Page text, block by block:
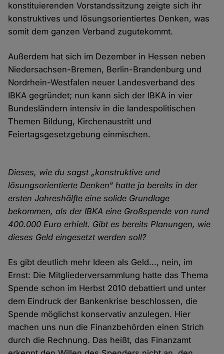
konstituierenden Vorstandssitzung zeigte sich ihr
konstruktives und lösungsorientiertes Denken, was
somit dem ganzen Verband zugutekommt.
Außerdem hat sich im Dezember in Hessen neben
Niedersachsen-Bremen, Berlin-Brandenburg und
Nordrhein-Westfalen neuer Landesverband des
IBKA gegründet; nun kann sich der IBKA in vier
Bundesländern intensiv in die landespolitischen
Themen Bildung, Kirchenaustritt und
Feiertagsgesetzgebung einmischen.
Dieses, wie du sagst „konstruktive und
lösungsorientierte Denken“ hatte ja bereits in der
ersten Jahreshälfte eine solide Grundlage
bekommen, als der IBKA eine Großspende von rund
400.000 Euro erhielt. Gibt es bereits Planungen, wie
dieses Geld eingesetzt werden soll?
Es gibt deutlich mehr Ideen als Geld..., nein, im
Ernst: Die Mitgliederversammlung hatte das Thema
Spende schon im Herbst 2010 debattiert und unter
dem Eindruck der Bankenkrise beschlossen, die
Spende möglichst konservativ anzulegen. Hier
machen uns nun die Finanzbehörden einen Strich
durch die Rechnung. Das heißt, das Finanzamt